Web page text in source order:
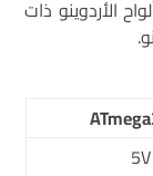
الأردوينو ذات
5V